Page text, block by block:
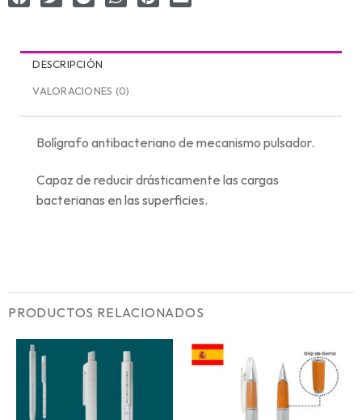
DESCRIPCIÓN
VALORACIONES (0)
Bolígrafo antibacteriano de mecanismo pulsador.
Capaz de reducir drásticamente las cargas
bacterianas en las superficies.
PRODUCTOS RELACIONADOS